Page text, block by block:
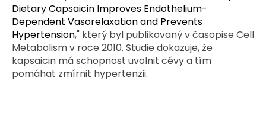
Dietary Capsaicin Improves Endothelium-
Dependent Vasorelaxation and Prevents
Hypertension," který byl publikovaný v časopise Cell
Metabolism v roce 2010. Studie dokazuje, že
kapsaicin má schopnost uvolnit cévy a tím
pomáhat zmírnit hypertenzii.